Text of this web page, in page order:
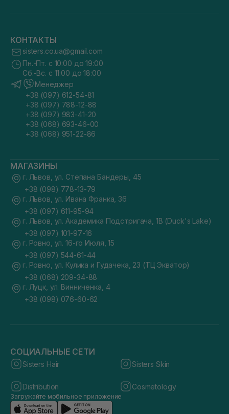
КОНТАКТЫ
sisters.co.ua@gmail.com
Пн.-Пт. с 10:00 до 19:00
Сб.-Вс. с 11:00 до 18:00
Менеджер
+38 (097) 612-54-81
+38 (097) 788-12-88
+38 (097) 983-41-20
+38 (068) 693-46-00
+38 (068) 951-22-86
МАГАЗИНЫ
г. Львов, ул. Степана Бандеры, 45
+38 (098) 778-13-79
г. Львов, ул. Ивана Франка, 36
+38 (097) 611-95-94
г. Львов, ул. Академика Подстригача, 1В (Duck's Lake)
+38 (097) 101-97-16
г. Ровно, ул. 16-го Июля, 15
+38 (097) 544-61-44
г. Ровно, ул. Кулика и Гудачека, 23 (ТЦ Экватор)
+38 (068) 209-34-88
г. Луцк, ул. Винниченка, 4
+38 (098) 076-60-62
СОЦИАЛЬНЫЕ СЕТИ
Sisters Hair Sisters Skin
Distribution Cosmetology
Загружайте мобильное приложение